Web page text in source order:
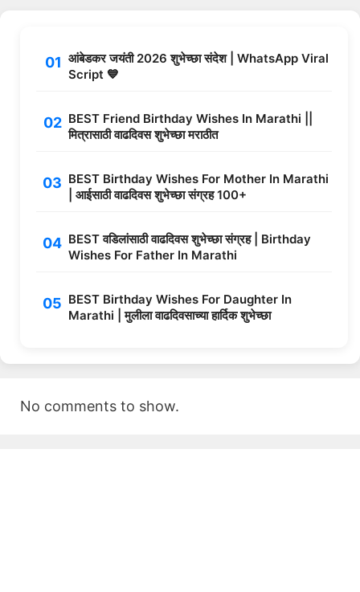
आंबेडकर जयंती 2026 शुभेच्छा संदेश | WhatsApp Viral
Script 💙
BEST Friend Birthday Wishes In Marathi ||
मित्रासाठी वाढदिवस शुभेच्छा मराठीत
BEST Birthday Wishes For Mother In Marathi
| आईसाठी वाढदिवस शुभेच्छा संग्रह 100+
BEST वडिलांसाठी वाढदिवस शुभेच्छा संग्रह | Birthday
Wishes For Father In Marathi
BEST Birthday Wishes For Daughter In
Marathi | मुलीला वाढदिवसाच्या हार्दिक शुभेच्छा
No comments to show.